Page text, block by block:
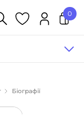
0
Біографії